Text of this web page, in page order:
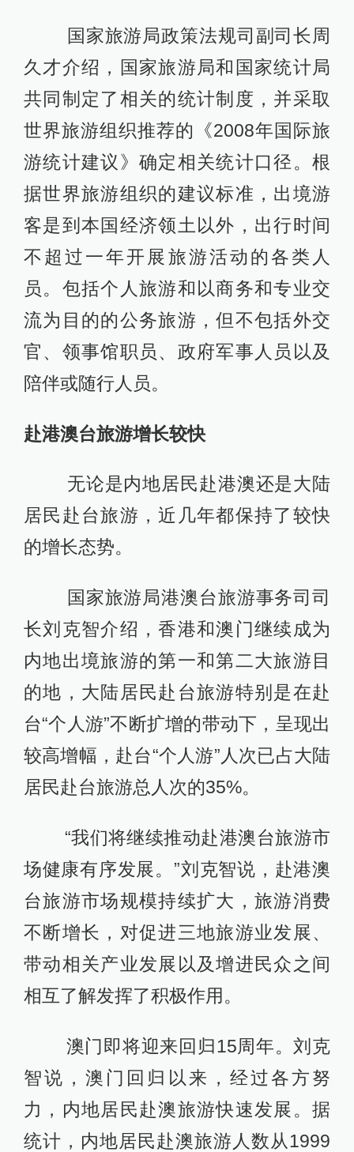
国家旅游局政策法规司副司长周
久才介绍，国家旅游局和国家统计局
共同制定了相关的统计制度，并采取
世界旅游组织推荐的《2008年国际旅
游统计建议》确定相关统计口径。根
据世界旅游组织的建议标准，出境游
客是到本国经济领土以外，出行时间
不超过一年开展旅游活动的各类人
员。包括个人旅游和以商务和专业交
流为目的的公务旅游，但不包括外交
官、领事馆职员、政府军事人员以及
陪伴或随行人员。
赴港澳台旅游增长较快
无论是内地居民赴港澳还是大陆
居民赴台旅游，近几年都保持了较快
的增长态势。
国家旅游局港澳台旅游事务司司
长刘克智介绍，香港和澳门继续成为
内地出境旅游的第一和第二大旅游目
的地，大陆居民赴台旅游特别是在赴
台“个人游”不断扩增的带动下，呈现出
较高增幅，赴台“个人游”人次已占大陆
居民赴台旅游总人次的35%。
“我们将继续推动赴港澳台旅游市
场健康有序发展。”刘克智说，赴港澳
台旅游市场规模持续扩大，旅游消费
不断增长，对促进三地旅游业发展、
带动相关产业发展以及增进民众之间
相互了解发挥了积极作用。
澳门即将迎来回归15周年。刘克
智说，澳门回归以来，经过各方努
力，内地居民赴澳旅游快速发展。据
统计，内地居民赴澳旅游人数从1999